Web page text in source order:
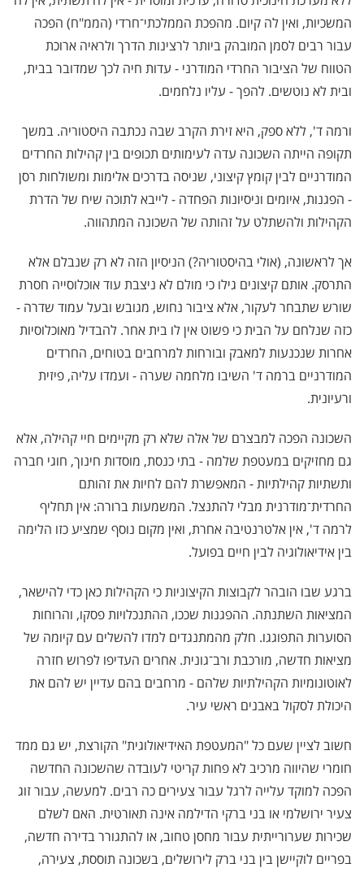
המשכיות, ואין לה קיום. מהפכת הממלכתי־חרדי (הממ"ח) הפכה
עבור רבים לסמן המובהק ביותר לרצינות הדרך ולראיה ארוכת
הטווח של הציבור החרדי המודרני - עדות חיה לכך שמדובר בבית,
ובית לא נוטשים. להפך - עליו נלחמים.
ורמה ד', ללא ספק, היא זירת הקרב שבה נכתבה היסטוריה. במשך
תקופה הייתה השכונה עדה לעימותים תכופים בין קהילות החרדים
המודרניים לבין קומץ קיצוני, שניסה בדרכים אלימות ומשולחות רסן
- הפגנות, איומים וניסיונות הפחדה - לייבא לתוכה שיח של הדרת
הקהילות ולהשתלט על זהותה של השכונה המתהווה.
אך לראשונה, (אולי בהיסטוריה?) הניסיון הזה לא רק שנבלם אלא
התרסק. אותם קיצונים גילו כי מולם לא ניצבת עוד אוכלוסייה חסרת
שורש שתבחר לעקור, אלא ציבור נחוש, מגובש ובעל עמוד שדרה -
כזה שנלחם על הבית כי פשוט אין לו בית אחר. להבדיל מאוכלוסיות
אחרות שנכנעות למאבק ובורחות למרחבים בטוחים, החרדים
המודרניים ברמה ד' השיבו מלחמה שערה - ועמדו עליה, פיזית
ורעיונית.
השכונה הפכה למבצרם של אלה שלא רק מקיימים חיי קהילה, אלא
גם מחזיקים במעטפת שלמה - בתי כנסת, מוסדות חינוך, חוגי חברה
ותשתיות קהילתיות - המאפשרת להם לחיות את זהותם
החרדית־מודרנית מבלי להתנצל. המשמעות ברורה: אין תחליף
לרמה ד', אין אלטרנטיבה אחרת, ואין מקום נוסף שמציע כזו הלימה
בין אידיאולוגיה לבין חיים בפועל.
ברגע שבו הובהר לקבוצות הקיצוניות כי הקהילות כאן כדי להישאר,
המציאות השתנתה. ההפגנות שככו, ההתנכלויות פסקו, והרוחות
הסוערות התפוגגו. חלק מהמתנגדים למדו להשלים עם קיומה של
מציאות חדשה, מורכבת ורב־גונית. אחרים העדיפו לפרוש חזרה
לאוטונומיות הקהילתיות שלהם - מרחבים בהם עדיין יש להם את
היכולת לסקול באבנים ראשי עיר.
חשוב לציין שעם כל "המעטפת האידיאולוגית" הקורצת, יש גם ממד
חומרי שהיווה מרכיב לא פחות קריטי לעובדה שהשכונה החדשה
הפכה למוקד עלייה לרגל עבור צעירים כה רבים. למעשה, עבור זוג
צעיר ירושלמי או בני ברקי הדילמה אינה תאורטית. האם לשלם
שכירות שערורייתית עבור מחסן טחוב, או להתגורר בדירה חדשה,
בפריים לוקיישן בין בני ברק לירושלים, בשכונה תוססת, צעירה,